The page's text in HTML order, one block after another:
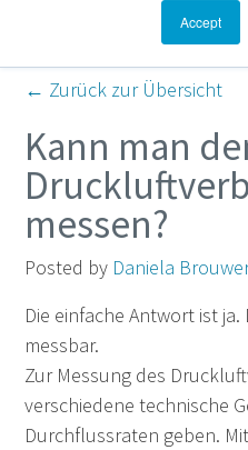
Accept
← Zurück zur Übersicht
Kann man
messen?
Posted by Daniela
Die einfache Antwort ist
messbar.
Zur Messung des
verschiedene technische
Durchflussraten geben.